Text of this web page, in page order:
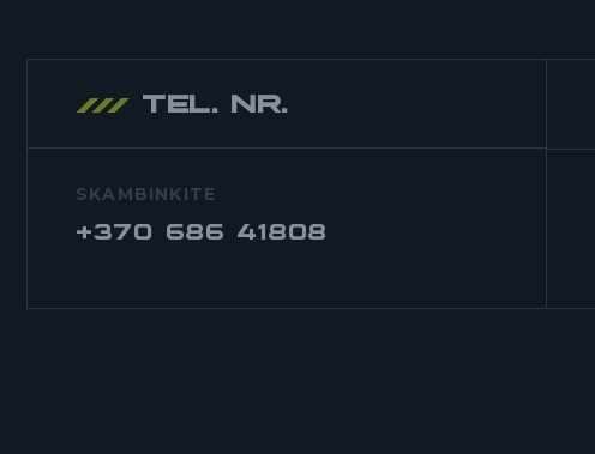
TEL. NR.
SKAMBINKITE
+370 686 41808